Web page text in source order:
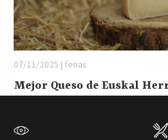
07/11/2025 | ferias
Mejor Queso de Euskal